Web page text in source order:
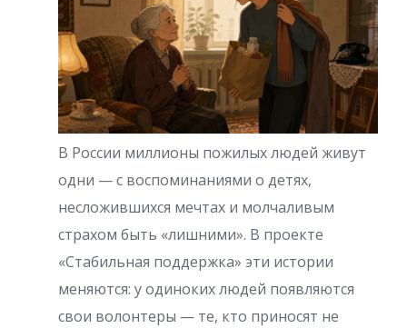
и
я
з
а
п
и
с
е
й
В России миллионы пожилых людей живут
одни — с воспоминаниями о детях,
несложившихся мечтах и молчаливым
страхом быть «лишними». В проекте
«Стабильная поддержка» эти истории
меняются: у одиноких людей появляются
свои волонтеры — те, кто приносят не